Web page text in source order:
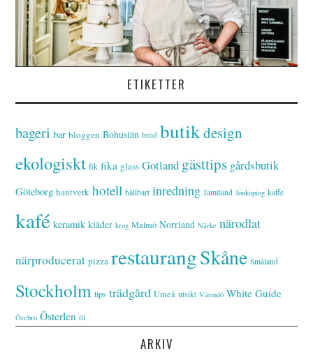
ETIKETTER
bageri bar bloggen Bohuslän bröd butikdesign
ekologiskt fik fika glass Gotland gästtips gårdsbutik
Göteborg hantverk hotell hållbart inredning Jämtland Jönköping kaffe
kafé keramik kläder krog Malmö Norrland Närke närodlat
närproducerat pizza restaurangSkåne Småland
Stockholm tips trädgård Umeå utsikt Värmdö White Guide
Örebro Österlen öl
ARKIV